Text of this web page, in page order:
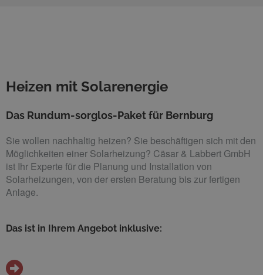
Heizen mit Solarenergie
Das Rundum-sorglos-Paket für Bernburg
Sie wollen nachhaltig heizen? Sie beschäftigen sich mit den
Möglichkeiten einer Solarheizung? Cäsar & Labbert GmbH
ist Ihr Experte für die Planung und Installation von
Solarheizungen, von der ersten Beratung bis zur fertigen
Anlage.
Das ist in Ihrem Angebot inklusive: